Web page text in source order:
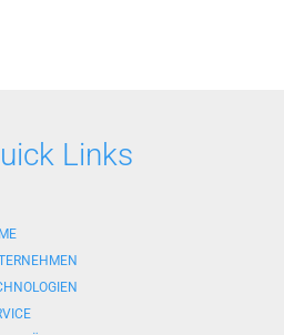
Links